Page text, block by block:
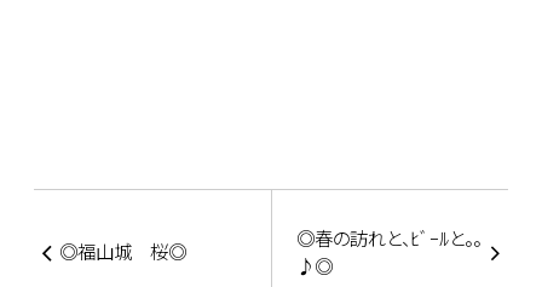
◎福山城 桜◎
◎春の訪れと、ﾋﾞｰﾙと。。
♪◎